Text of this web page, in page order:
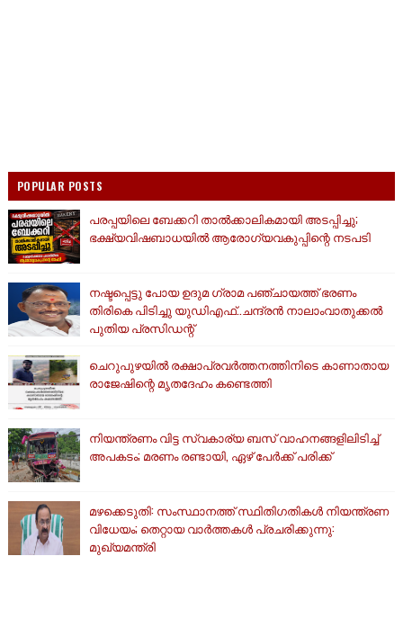
POPULAR POSTS
പരപ്പയിലെ ബേക്കറി താൽക്കാലികമായി അടപ്പിച്ചു;
ഭക്ഷ്യവിഷബാധയിൽ ആരോഗ്യവകുപ്പിന്റെ നടപടി
നഷ്ടപ്പെട്ടു പോയ ഉദുമ ഗ്രാമ പഞ്ചായത്ത് ഭരണം
തിരികെ പിടിച്ചു യുഡിഎഫ്..ചന്ദ്രൻ നാലാംവാതുക്കൽ
പുതിയ പ്രസിഡന്റ്
ചെറുപുഴയിൽ രക്ഷാപ്രവർത്തനത്തിനിടെ കാണാതായ
രാജേഷിന്റെ മൃതദേഹം കണ്ടെത്തി
നിയന്ത്രണം വിട്ട സ്വകാര്യ ബസ് വാഹനങ്ങളിലിടിച്ച്
അപകടം; മരണം രണ്ടായി, ഏഴ് പേർക്ക് പരിക്ക്
മഴക്കെടുതി: സംസ്ഥാനത്ത് സ്ഥിതിഗതികള്‍ നിയന്ത്രണ
വിധേയം; തെറ്റായ വാര്‍ത്തകള്‍ പ്രചരിക്കുന്നു:
മുഖ്യമന്ത്രി